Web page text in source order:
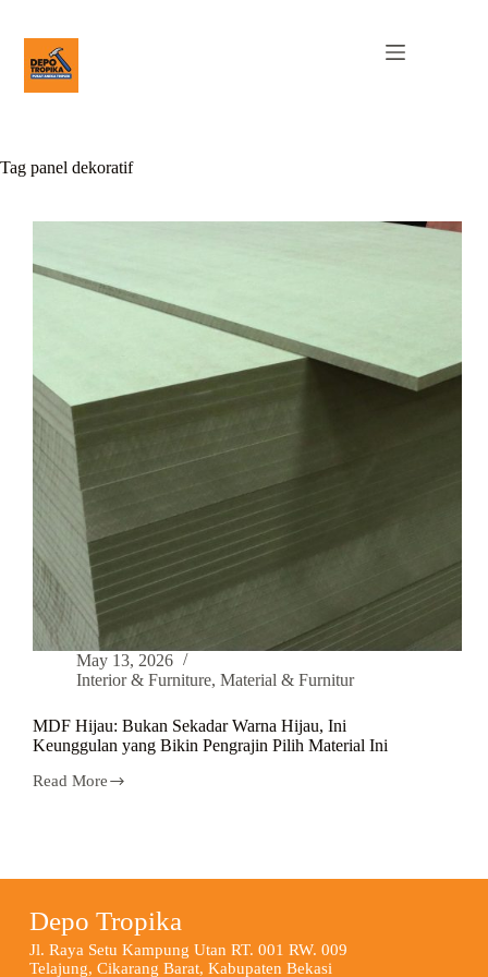
Tag panel dekoratif
May 13, 2026
Interior & Furniture, Material & Furnitur
MDF Hijau: Bukan Sekadar Warna Hijau, Ini
Keunggulan yang Bikin Pengrajin Pilih Material Ini
Read More
Depo Tropika
Jl. Raya Setu Kampung Utan RT. 001 RW. 009
Telajung, Cikarang Barat, Kabupaten Bekasi